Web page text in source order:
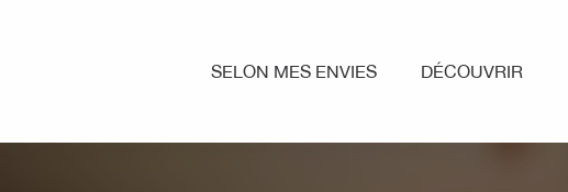
SELON MES ENVIES DÉCOUVRIR